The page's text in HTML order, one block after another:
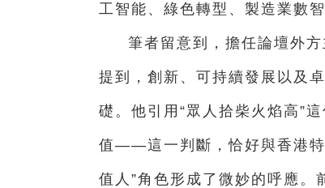
工智能、綠色轉型、製造業數
筆者留意到，擔任論壇外
提到，創新、可持續發展以及
礎。他引用“眾人拾柴火焰高”
值——這一判斷，恰好與香港特
值人”角色形成了微妙的呼應。